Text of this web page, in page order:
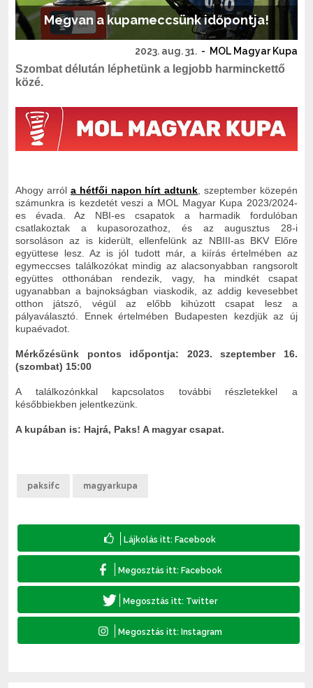
Megvan a kupameccsünk időpontja!
2023. aug. 31. - MOL Magyar Kupa
Szombat délután léphetünk a legjobb harminckettő
közé.
Ahogy arról a hétfői napon hírt adtunk , szeptember közepén
számunkra is kezdetét veszi a MOL Magyar Kupa 2023/2024-
es évada. Az NBI-es csapatok a harmadik fordulóban
csatlakoztak a kupasorozathoz, és az augusztus 28-i
sorsoláson az is kiderült, ellenfelünk az NBIII-as BKV Előre
együttese lesz. Az is jól tudott már, a kiírás értelmében az
egymeccses találkozókat mindig az alacsonyabban rangsorolt
együttes otthonában rendezik, vagy, ha mindkét csapat
ugyanabban a bajnokságban viaskodik, az addig kevesebbet
otthon játszó, végül az előbb kihúzott csapat lesz a
pályaválasztó. Ennek értelmében Budapesten kezdjük az új
kupaévadot.
Mérkőzésünk pontos időpontja: 2023. szeptember 16.
(szombat) 15:00
A találkozónkkal kapcsolatos további részletekkel a
későbbiekben jelentkezünk.
A kupában is: Hajrá, Paks! A magyar csapat.
paksifc magyarkupa